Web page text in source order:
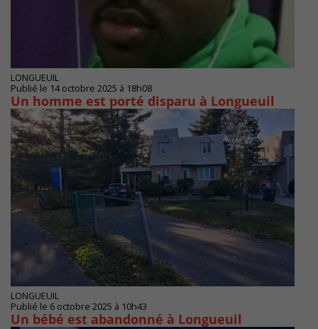
LONGUEUIL
Publié le 14 octobre 2025 à 18h08
Un homme est porté disparu à Longueuil
LONGUEUIL
Publié le 6 octobre 2025 à 10h43
Un bébé est abandonné à Longueuil